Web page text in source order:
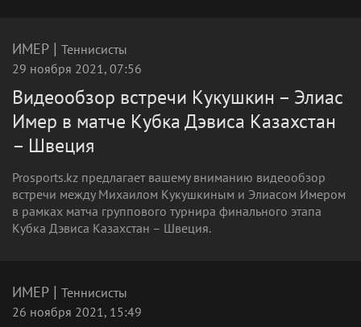
ИМЕР | Теннисисты
29 ноября 2021, 07:56
Видеообзор встречи Кукушкин – Элиас
Имер в матче Кубка Дэвиса Казахстан
– Швеция
Prosports.kz предлагает вашему вниманию видеообзор
встречи между Михаилом Кукушкиным и Элиасом Имером
в рамках матча группового турнира финального этапа
Кубка Дэвиса Казахстан – Швеция.
ИМЕР | Теннисисты
26 ноября 2021, 15:49